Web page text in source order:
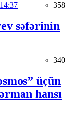
358
səfərinin
340
üçün
hansı